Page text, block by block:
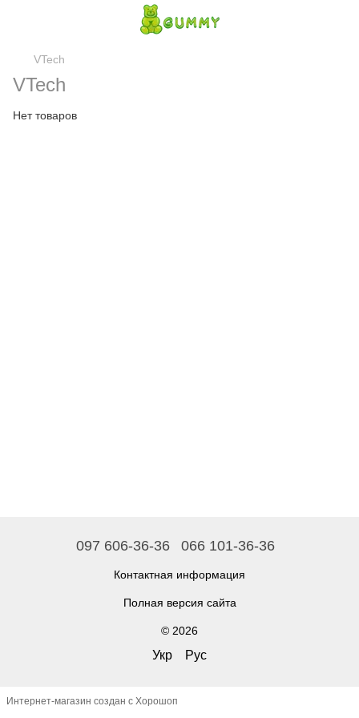
VTech
VTech
Нет товаров
097 606-36-36 066 101-36-36
Контактная информация
Полная версия сайта
© 2026
Укр Рус
Интернет-магазин создан с Хорошоп